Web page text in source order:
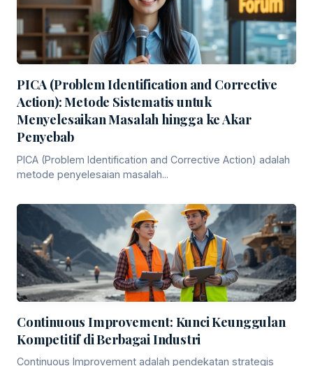
PICA (Problem Identification and Corrective
Action): Metode Sistematis untuk
Menyelesaikan Masalah hingga ke Akar
Penyebab
PICA (Problem Identification and Corrective Action) adalah
metode penyelesaian masalah...
Continuous Improvement: Kunci Keunggulan
Kompetitif di Berbagai Industri
Continuous Improvement adalah pendekatan strategis